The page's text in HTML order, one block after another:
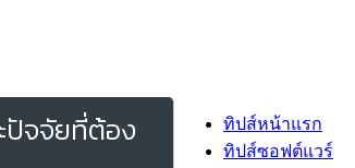
ปัจจัยที่ต้อง
ทิปส์หน้าแรก
ทิปส์ซอฟต์แวร์